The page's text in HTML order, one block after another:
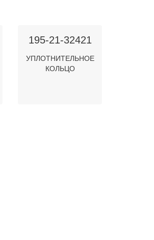
195-21-32421
УПЛОТНИТЕЛЬНОЕ
КОЛЬЦО